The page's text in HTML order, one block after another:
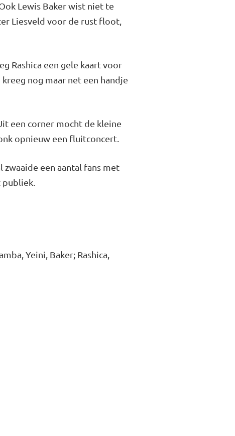
Lewis Baker wist niet te
Liesveld voor de rust floot,
Rashica een gele kaart voor
nog maar net een handje
een corner mocht de kleine
opnieuw een fluitconcert.
een aantal fans met
Yeini, Baker; Rashica,